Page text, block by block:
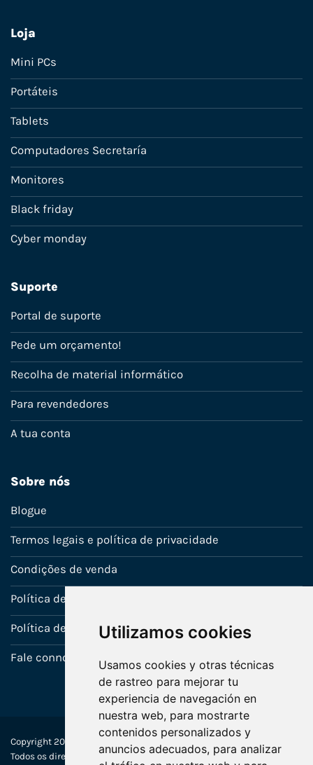
Utilizamos cookies
Usamos cookies y otras técnicas
de rastreo para mejorar tu
experiencia de navegación en
nuestra web, para mostrarte
contenidos personalizados y
anuncios adecuados, para analizar
Loja
Mini PCs
Portáteis
Tablets
Computadores Secretaría
Monitores
Black friday
Cyber monday
Suporte
Portal de suporte
Pede um orçamento!
Recolha de material informático
Para revendedores
A tua conta
Sobre nós
Blogue
Termos legais e política de privacidade
Condições de venda
Política de Garantia
Política de utilização de cookies
Fale connosco
Copyright 2022-2025 © Ecosistemas Informáticos España SL –
Todos os direitos reservados